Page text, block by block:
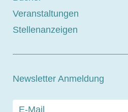
Veranstaltungen
Stellenanzeigen
Newsletter Anmeldung